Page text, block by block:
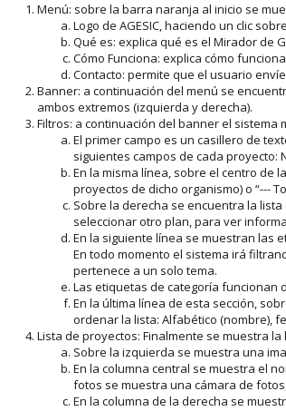
Menú: sobre la barra naranja al inicio se
Logo de AGESIC, haciendo un clic
Qué es: explica qué es el Mirador de
Cómo Funciona: explica cómo
Contacto: permite que el usuario
Banner: a continuación del menú se
ambos extremos (izquierda y derecha).
Filtros: a continuación del banner el
El primer campo es un casillero de
siguientes campos de cada proyecto:
En la misma línea, sobre el centro de
proyectos de dicho organismo) o “---
Sobre la derecha se encuentra la
seleccionar otro plan, para ver
En la siguiente línea se muestran las
En todo momento el sistema irá
pertenece a un solo tema.
Las etiquetas de categoría funcionan
En la última línea de esta sección,
ordenar la lista: Alfabético (nombre),
Lista de proyectos: Finalmente se muestra
Sobre la izquierda se muestra una
En la columna central se muestra el
fotos se muestra una cámara de
En la columna de la derecha se